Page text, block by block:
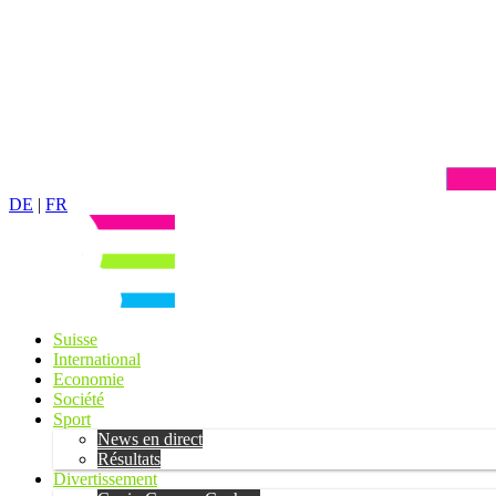
DE | FR
Suisse
International
Economie
Société
Sport
News en direct
Résultats
Divertissement